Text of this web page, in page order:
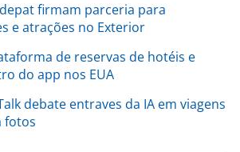
firmam parceria para
e atrações no Exterior
de reservas de hotéis e
do app nos EUA
debate entraves da IA em viagens
fotos